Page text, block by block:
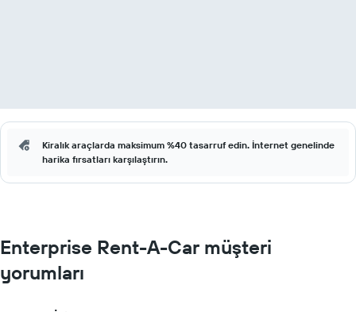
Kiralık araçlarda maksimum %40 tasarruf edin. İnternet genelinde
harika fırsatları karşılaştırın.
Enterprise Rent-A-Car müşteri
yorumları